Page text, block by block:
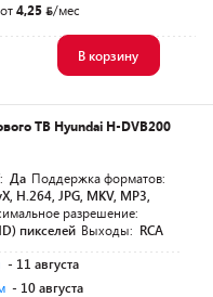
от4,25 /мес
В корзину
ТВ Hyundai H-DVB200
Да Поддержка форматов:
H.264, JPG, MKV, MP3,
разрешение:
пикселей Выходы: RCA
- 11 августа
- 10 августа